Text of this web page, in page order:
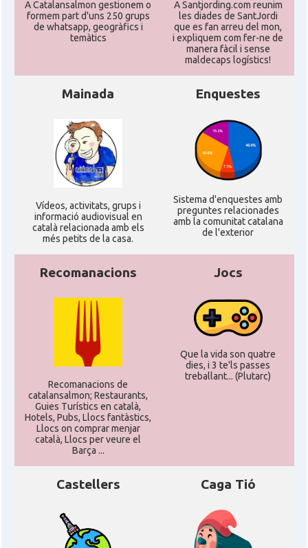
A Catalansalmon gestionem o
formem part d'uns 250 grups
de whatsapp, geogràfics i
temàtics
A Santjording.com reunim
les diades de SantJordi
que es fan arreu del mon,
i expliquem com fer-ne de
manera fàcil i sense
maldecaps logí­stics!
Mainada
Ví­deos, activitats, grups i
informació audiovisual en
català relacionada amb els
més petits de la casa.
Enquestes
Sistema d'enquestes amb
preguntes relacionades
amb la comunitat catalana
de l'exterior
Recomanacions
Recomanacions de
catalansalmon; Restaurants,
Guies Turístics en català,
Hotels, Pubs, Llocs fantàstics,
Llocs on comprar menjar
català, Llocs per veure el
Barça ...
Jocs
Que la vida son quatre
dies, i 3 te'ls passes
treballant... (Plutarc)
Castellers Caga Tió